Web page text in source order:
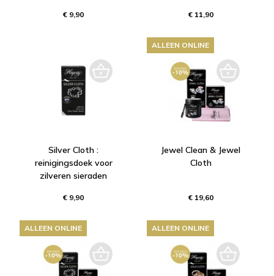
€ 9,90 € 11,90
Silver Cloth :
reinigingsdoek voor
zilveren sieraden
€ 9,90
Jewel Clean & Jewel
Cloth
€ 19,60
ALLEEN ONLINE
ALLEEN ONLINE ALLEEN ONLINE